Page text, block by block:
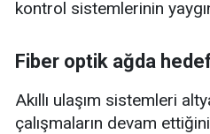
kontrol sistemlerinin
Fiber optik ağda
Akıllı ulaşım sistemleri
çalışmaların devam